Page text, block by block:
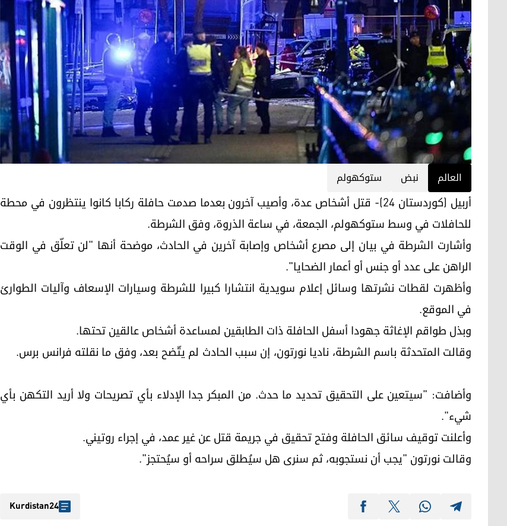
العالم نبض ستوكهولم
أربيل (كوردستان 24)- قتل أشخاص عدة، وأصيب آخرون بعدما صدمت حافلة ركابا كانوا ينتظرون في محطة
للحافلات في وسط ستوكهولم، الجمعة، في ساعة الذروة، وفق الشرطة.
وأشارت الشرطة في بيان إلى مصرع أشخاص وإصابة آخرين في الحادث، موضحة أنها "لن تعلّق في الوقت
الراهن على عدد أو جنس أو أعمار الضحايا".
وأظهرت لقطات نشرتها وسائل إعلام سويدية انتشارا كبيرا للشرطة وسيارات الإسعاف وآليات الطوارئ
في الموقع.
وبذل طواقم الإغاثة جهودا أسفل الحافلة ذات الطابقين لمساعدة أشخاص عالقين تحتها.
وقالت المتحدثة باسم الشرطة، ناديا نورتون، إن سبب الحادث لم يتّضح بعد، وفق ما نقلته فرانس برس.
وأضافت: "سيتعين على التحقيق تحديد ما حدث. من المبكر جدا الإدلاء بأي تصريحات ولا أريد التكهن بأي
شيء".
وأعلنت توقيف سائق الحافلة وفتح تحقيق في جريمة قتل عن غير عمد، في إجراء روتيني.
وقالت نورتون "يجب أن نستجوبه، ثم سنرى هل سيُطلق سراحه أو سيُحتجز".
Kurdistan24